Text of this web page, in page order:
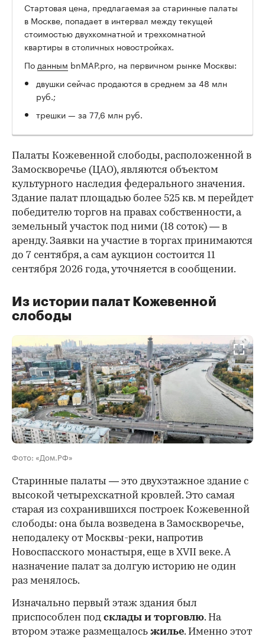
Стартовая цена, предлагаемая за старинные палаты
в Москве, попадает в интервал между текущей
стоимостью двухкомнатной и трехкомнатной
квартиры в столичных новостройках.
По данным bnMAP.pro, на первичном рынке Москвы:
двушки сейчас продаются в среднем за 48 млн
руб.;
трешки — за 77,6 млн руб.
Палаты Кожевенной слободы, расположенной в
Замоскворечье (ЦАО), являются объектом
культурного наследия федерального значения.
Здание палат площадью более 525 кв. м перейдет
победителю торгов на правах собственности, а
земельный участок под ними (18 соток) — в
аренду. Заявки на участие в торгах принимаются
до 7 сентября, а сам аукцион состоится 11
сентября 2026 года, уточняется в сообщении.
00:00 / 00:00
Из истории палат Кожевенной
слободы
Фото: «Дом.РФ»
Старинные палаты — это двухэтажное здание с
высокой четырехскатной кровлей. Это самая
старая из сохранившихся построек Кожевенной
слободы: она была возведена в Замоскворечье,
неподалеку от Москвы-реки, напротив
Новоспасского монастыря, еще в XVII веке. А
назначение палат за долгую историю не один
раз менялось.
Изначально первый этаж здания был
приспособлен под склады и торговлю. На
втором этаже размещалось жилье. Именно этот